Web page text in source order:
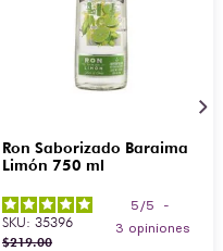
Ron Saborizado Baraima
Limón 750 ml
5 /5
-
3 opiniones
SKU: 35396
$219.00